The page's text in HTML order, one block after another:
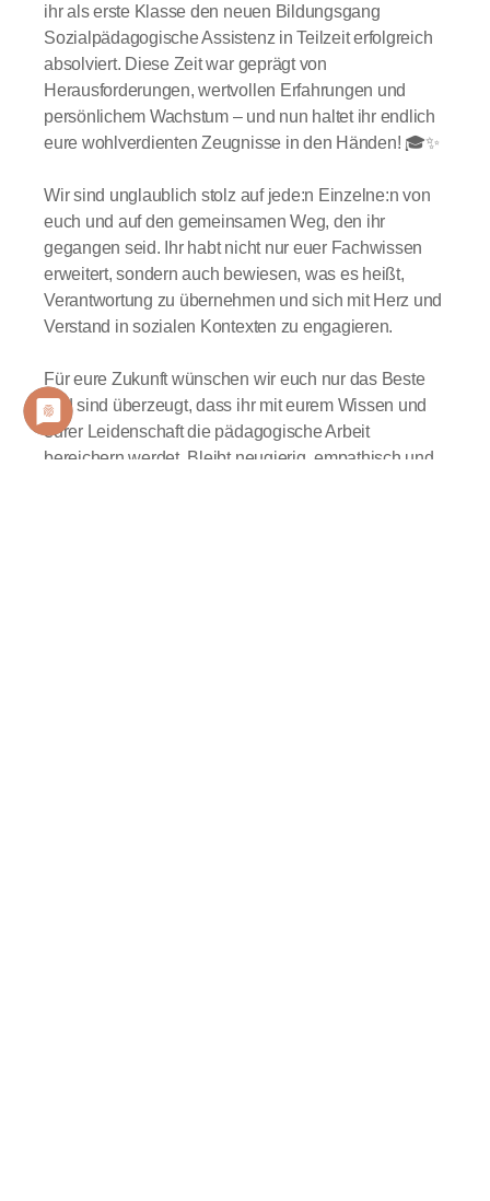
ihr als erste Klasse den neuen Bildungsgang
Sozialpädagogische Assistenz in Teilzeit erfolgreich
absolviert. Diese Zeit war geprägt von
Herausforderungen, wertvollen Erfahrungen und
persönlichem Wachstum – und nun haltet ihr endlich
eure wohlverdienten Zeugnisse in den Händen! 🎓✨
Wir sind unglaublich stolz auf jede:n Einzelne:n von
euch und auf den gemeinsamen Weg, den ihr
gegangen seid. Ihr habt nicht nur euer Fachwissen
erweitert, sondern auch bewiesen, was es heißt,
Verantwortung zu übernehmen und sich mit Herz und
Verstand in sozialen Kontexten zu engagieren.
Für eure Zukunft wünschen wir euch nur das Beste
und sind überzeugt, dass ihr mit eurem Wissen und
eurer Leidenschaft die pädagogische Arbeit
bereichern werdet. Bleibt neugierig, empathisch und